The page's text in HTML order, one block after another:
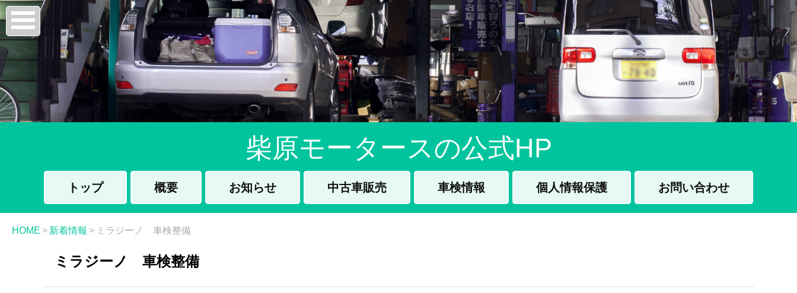
柴原モータースの公式HP
トップ 概要 お知らせ 中古車販売 車検情報 個人情報保護 お問い合わせ
HOME > 新着情報 > ミラジーノ 車検整備
ミラジーノ 車検整備